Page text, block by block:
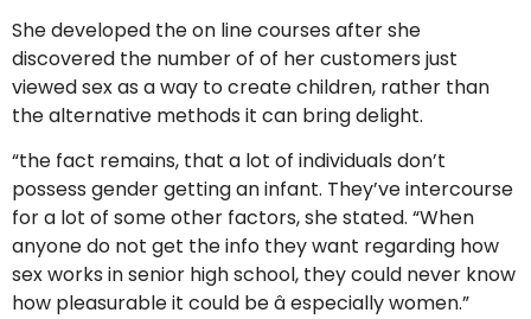
She developed the on line courses after she
discovered the number of of her customers just
viewed sex as a way to create children, rather than
the alternative methods it can bring delight.
“the fact remains, that a lot of individuals don’t
possess gender getting an infant. They’ve intercourse
for a lot of some other factors, she stated. “When
anyone do not get the info they want regarding how
sex works in senior high school, they could never know
how pleasurable it could be â especially women.”